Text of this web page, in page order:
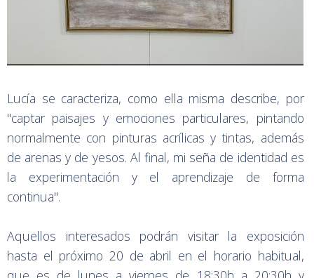
Lucía se caracteriza, como ella misma describe, por
"captar paisajes y emociones particulares, pintando
normalmente con pinturas acrílicas y tintas, además
de arenas y de yesos. Al final, mi seña de identidad es
la experimentación y el aprendizaje de forma
continua".
Aquellos interesados podrán visitar la exposición
hasta el próximo 20 de abril en el horario habitual,